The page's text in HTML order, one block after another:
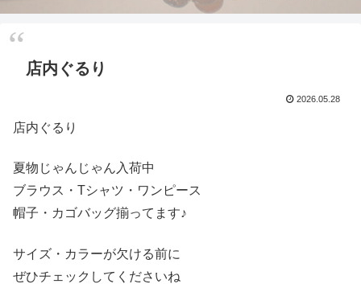
店内ぐるり
2026.05.28
店内ぐるり
夏物じゃんじゃん入荷中
ブラウス・Tシャツ・ワンピース
帽子・カゴバッグ揃ってます♪
サイズ・カラーが欠ける前に
ぜひチェックしてくださいね